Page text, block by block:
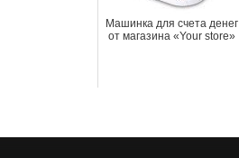
Машинка для счета денег
от магазина «Your store»